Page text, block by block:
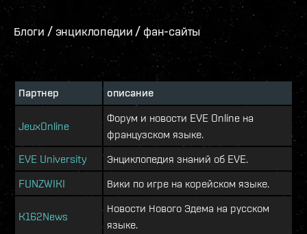
Блоги / энциклопедии / фан-сайты
Партнер описание
JeuxOnline
Форум и новости EVE Online на
французском языке.
EVE University
Энциклопедия знаний об EVE.
FUNZWIKI
Вики по игре на корейском языке.
K162News
Новости Нового Эдема на русском
языке.